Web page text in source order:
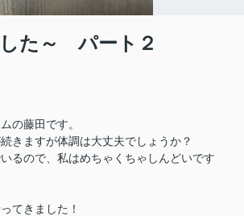
た～ パート２
の藤田です。
きますが体調は大丈夫でしょうか？
るので、私はめちゃくちゃしんどいです
てきました！